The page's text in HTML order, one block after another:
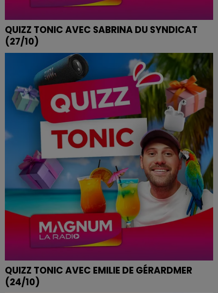
QUIZZ TONIC AVEC SABRINA DU SYNDICAT
(27/10)
QUIZZ TONIC AVEC EMILIE DE GÉRARDMER
(24/10)